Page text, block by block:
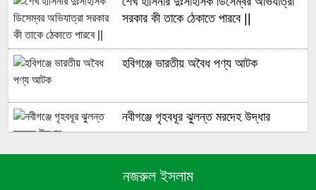
সরকার কী তাকে ঠেকাতে পারবে ||
হবিগঞ্জে ভারতীয় অবৈধ পণ্য আটক
নবীগঞ্জে গৃহবধূর ঝুলন্ত মরদেহ উদ্ধার
পঞ্চগড়ে অপপ্রচার ও চরিত্রহননের অভিযোগ
নজরুল ইসলাম